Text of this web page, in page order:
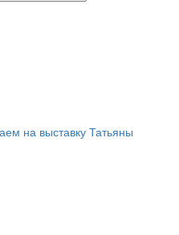
на выставку Татьяны